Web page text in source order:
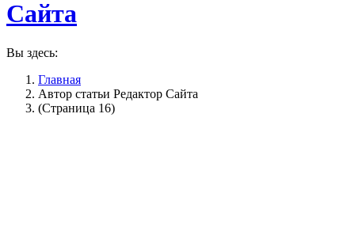
Сайта
Вы здесь:
Главная
Автор статьи Редактор Сайта
(Страница 16)